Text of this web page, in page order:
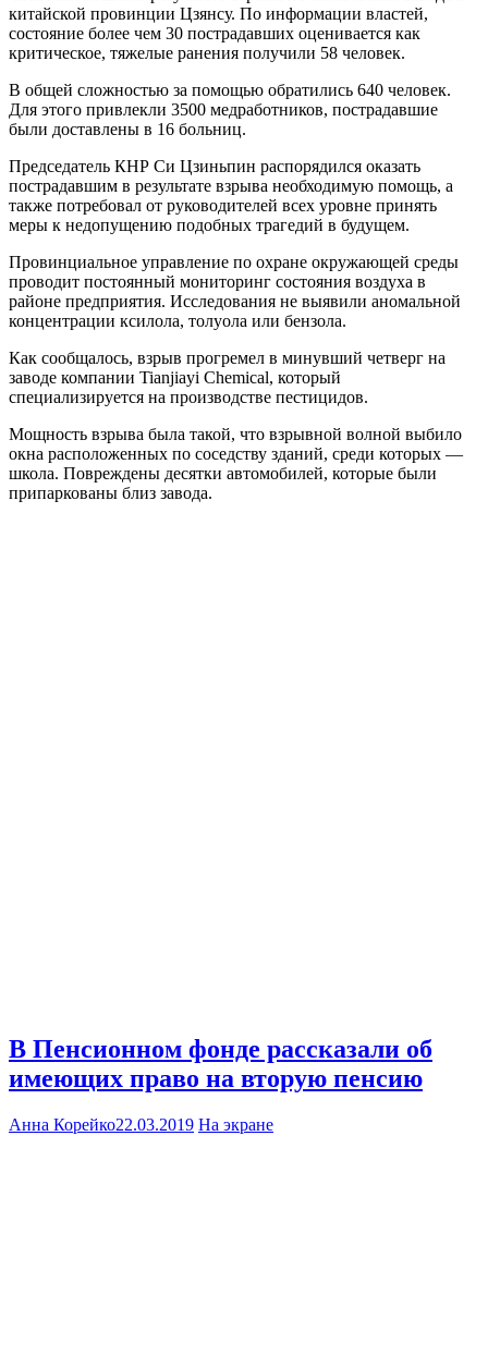
китайской провинции Цзянсу. По информации властей,
состояние более чем 30 пострадавших оценивается как
критическое, тяжелые ранения получили 58 человек.
В общей сложностью за помощью обратились 640 человек.
Для этого привлекли 3500 медработников, пострадавшие
были доставлены в 16 больниц.
Председатель КНР Си Цзиньпин распорядился оказать
пострадавшим в результате взрыва необходимую помощь, а
также потребовал от руководителей всех уровне принять
меры к недопущению подобных трагедий в будущем.
Провинциальное управление по охране окружающей среды
проводит постоянный мониторинг состояния воздуха в
районе предприятия. Исследования не выявили аномальной
концентрации ксилола, толуола или бензола.
Как сообщалось, взрыв прогремел в минувший четверг на
заводе компании Tianjiayi Chemical, который
специализируется на производстве пестицидов.
Мощность взрыва была такой, что взрывной волной выбило
окна расположенных по соседству зданий, среди которых —
школа. Повреждены десятки автомобилей, которые были
припаркованы близ завода.
В Пенсионном фонде рассказали об
имеющих право на вторую пенсию
Анна Корейко22.03.2019 На экране